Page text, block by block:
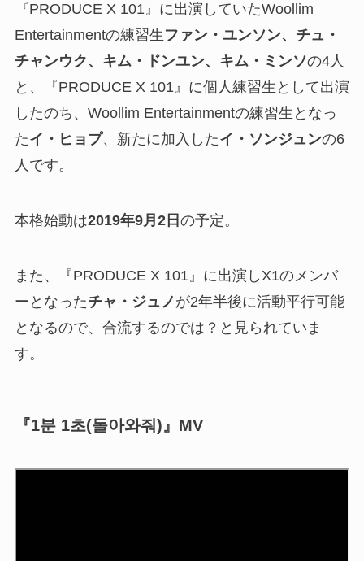
『PRODUCE X 101』に出演していたWoollim
Entertainmentの練習生 ファン・ユンソン、チュ・
チャンウク、キム・ドンユン、キム・ミンソの4人
と、『PRODUCE X 101』に個人練習生として出演
したのち、Woollim Entertainmentの練習生となっ
たイ・ヒョプ、新たに加入したイ・ソンジュンの6
人です。
本格始動は2019年9月2日 の予定。
また、『PRODUCE X 101』に出演しX1のメンバ
ーとなったチャ・ジュノ が2年半後に活動平行可能
となるので、合流するのでは？と見られていま
す。
『1분 1초(돌아와줘)』MV